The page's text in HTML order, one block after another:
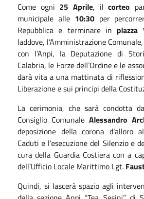
Come ogni 25 Aprile, ilcorteo
municipale alle 10:30per
Repubblica e terminare in piazza
laddove, l’Amministrazione
con l’Anpi, la Deputazione di
Calabria, le Forze dell’Ordine e le
darà vita a una mattinata di
Liberazione e sui principi della
La cerimonia, che sarà condotta
Consiglio Comunale Alessandro
deposizione della corona d’alloro
Caduti e l’esecuzione del Silenzio e
cura della Guardia Costiera con a
dell’Ufficio Locale Marittimo Lgt.
Quindi, si lascerà spazio agli